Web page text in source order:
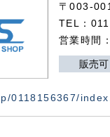
〒003-
TEL：
営業時間
販売可
0118156367/